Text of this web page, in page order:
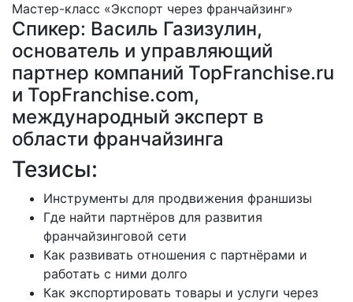
Мастер-класс «Экспорт через франчайзинг»
Спикер: Василь Газизулин,
основатель и управляющий
партнер компаний TopFranchise.ru
и TopFranchise.com,
международный эксперт в
области франчайзинга
Тезисы:
Инструменты для продвижения франшизы
Где найти партнёров для развития
франчайзинговой сети
Как развивать отношения с партнёрами и
работать с ними долго
Как экспортировать товары и услуги через